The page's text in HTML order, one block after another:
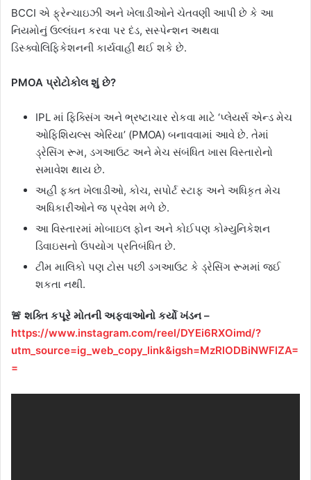
BCCI એ ફ્રેન્ચાઇઝી અને ખેલાડીઓને ચેતવણી આપી છે કે આ
નિયમોનું ઉલ્લંઘન કરવા પર દંડ, સસ્પેન્શન અથવા
ડિસ્ક્વોલિફિકેશનની કાર્યવાહી થઈ શકે છે.
PMOA પ્રોટોકોલ શું છે?
IPL માં ફિક્સિંગ અને ભ્રષ્ટાચાર રોકવા માટે ‘પ્લેયર્સ એન્ડ મેચ
ઓફિશિયલ્સ એરિયા’ (PMOA) બનાવવામાં આવે છે. તેમાં
ડ્રેસિંગ રૂમ, ડગઆઉટ અને મેચ સંબંધિત ખાસ વિસ્તારોનો
સમાવેશ થાય છે.
અહીં ફક્ત ખેલાડીઓ, કોચ, સપોર્ટ સ્ટાફ અને અધિકૃત મેચ
અધિકારીઓને જ પ્રવેશ મળે છે.
આ વિસ્તારમાં મોબાઇલ ફોન અને કોઈપણ કોમ્યુનિકેશન
ડિવાઇસનો ઉપયોગ પ્રતિબંધિત છે.
ટીમ માલિકો પણ ટોસ પછી ડગઆઉટ કે ડ્રેસિંગ રૂમમાં જઈ
શકતા નથી.
🚨 શક્તિ કપૂરે મોતની અફવાઓનો કર્યો ખંડન –
https://www.instagram.com/reel/DYEi6RXOimd/?
utm_source=ig_web_copy_link&igsh=MzRlODBiNWFlZA=
=